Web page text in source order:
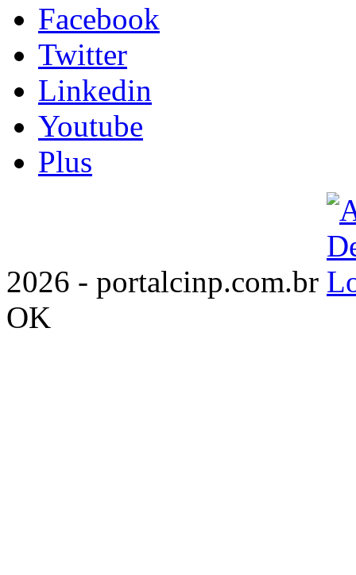
Facebook
Twitter
Linkedin
Youtube
Plus
2026 - portalcinp.com.br
OK